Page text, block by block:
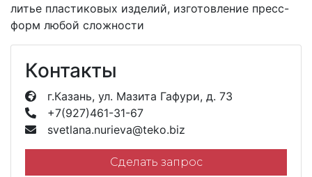
литье пластиковых изделий, изготовление пресс-
форм любой сложности
Контакты
г.Казань, ул. Мазита Гафури, д. 73
+7(927)461-31-67
svetlana.nurieva@teko.biz
Сделать запрос